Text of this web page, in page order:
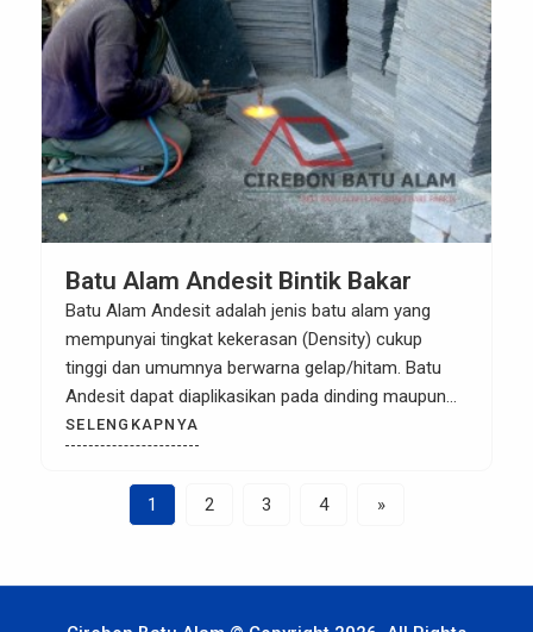
semakin sering di gunakan, karena orang […]
Batu Alam Andesit Bintik Bakar
Batu Alam Andesit adalah jenis batu alam yang
mempunyai tingkat kekerasan (Density) cukup
tinggi dan umumnya berwarna gelap/hitam. Batu
Andesit dapat diaplikasikan pada dinding maupun
lantai baik untuk interior maupun exterior.dan ini
prose. Batu alam andesit Bintik bakar merupakan
produk batu alam yang sangat banyak di minati dan
di pakai oleh rumah-rumah mewah, gedung di kota-
SELENGKAPNYA
1 2 3 4 »